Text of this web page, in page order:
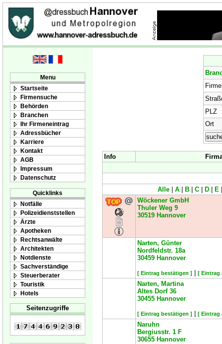
Menu
Startseite
Firmensuche
Behörden
Branchen
Ihr Firmeneintrag
Adressbücher
Karriere
Kontakt
AGB
Impressum
Datenschutz
Quicklinks
Notfälle
Polizeidienststellen
Ärzte
Apotheken
Rechtsanwälte
Architekten
Notdienste
Sachverständige
Steuerberater
Touristik
Hotels
Seitenzugriffe
PLZ
Ort
Info
Alle A B C D E
Wöckener GmbH
Thuler Weg 9
30519 Hannover
Narten, Günter
Nordfeldstr. 18a
30459 Hannover
[ Eintrag bestätigen ] [ Eintrag
Narten, Martina
Altes Dorf 36
30455 Hannover
[ Eintrag bestätigen ] [ Eintrag
Naruhn
Bergiusstr. 1 F
30655 Hannover